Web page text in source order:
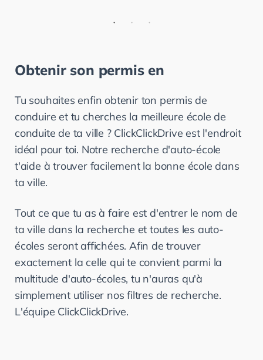
Obtenir son permis en
Tu souhaites enfin obtenir ton permis de
conduire et tu cherches la meilleure école de
conduite de ta ville ? ClickClickDrive est l'endroit
idéal pour toi. Notre recherche d'auto-école
t'aide à trouver facilement la bonne école dans
ta ville.
Tout ce que tu as à faire est d'entrer le nom de
ta ville dans la recherche et toutes les auto-
écoles seront affichées. Afin de trouver
exactement la celle qui te convient parmi la
multitude d'auto-écoles, tu n'auras qu'à
simplement utiliser nos filtres de recherche.
L'équipe ClickClickDrive.